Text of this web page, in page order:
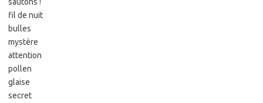
fil de nuit
bulles
mystère
attention
pollen
glaise
secret